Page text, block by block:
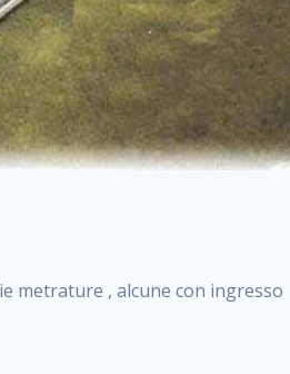
metrature , alcune con ingresso